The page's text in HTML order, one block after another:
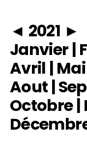
◄ 2021 ►
Janvier |
Avril | Mai
Aout |
Octobre|